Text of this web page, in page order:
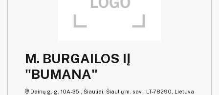
M. BURGAILOS IĮ
"BUMANA"
Dainų g. g. 10A-35 , Šiauliai, Šiaulių m. sav., LT-78290, Lietuva